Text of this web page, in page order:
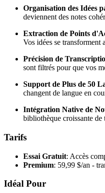
Organisation des Idées
deviennent des notes
Extraction de Points
Vos idées se transforment
Précision de
sont filtrés pour que vos
Support de Plus de 50
changent de langue en
Intégration Native de
bibliothèque croissante de
Tarifs
Essai Gratuit: Accès
Premium: 59,99 $/an -
Idéal Pour